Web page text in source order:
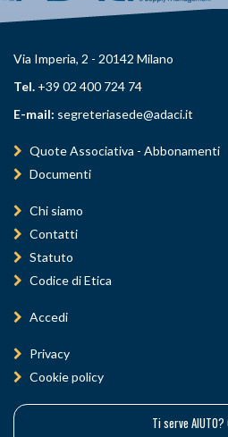
Via Imperia, 2 - 20142 Milano
Tel. +39 02 400 724 74
E-mail: segreteriasede@adaci.it
Quote Associativa - Abbonamenti
Documenti
Chi siamo
Contatti
Statuto
Codice di Etica
Accedi
Privacy
Cookie policy
Ti serve